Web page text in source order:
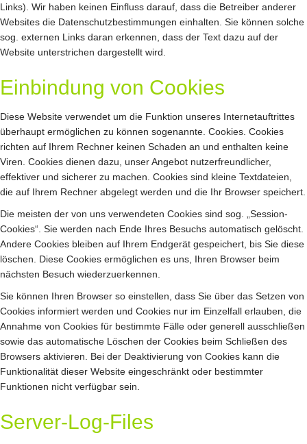
Links). Wir haben keinen Einfluss darauf, dass die Betreiber anderer
Websites die Datenschutzbestimmungen einhalten. Sie können solche
sog. externen Links daran erkennen, dass der Text dazu auf der
Website unterstrichen dargestellt wird.
Einbindung von Cookies
Diese Website verwendet um die Funktion unseres Internetauftrittes
überhaupt ermöglichen zu können sogenannte. Cookies. Cookies
richten auf Ihrem Rechner keinen Schaden an und enthalten keine
Viren. Cookies dienen dazu, unser Angebot nutzerfreundlicher,
effektiver und sicherer zu machen. Cookies sind kleine Textdateien,
die auf Ihrem Rechner abgelegt werden und die Ihr Browser speichert.
Die meisten der von uns verwendeten Cookies sind sog. „Session-
Cookies“. Sie werden nach Ende Ihres Besuchs automatisch gelöscht.
Andere Cookies bleiben auf Ihrem Endgerät gespeichert, bis Sie diese
löschen. Diese Cookies ermöglichen es uns, Ihren Browser beim
nächsten Besuch wiederzuerkennen.
Sie können Ihren Browser so einstellen, dass Sie über das Setzen von
Cookies informiert werden und Cookies nur im Einzelfall erlauben, die
Annahme von Cookies für bestimmte Fälle oder generell ausschließen
sowie das automatische Löschen der Cookies beim Schließen des
Browsers aktivieren. Bei der Deaktivierung von Cookies kann die
Funktionalität dieser Website eingeschränkt oder bestimmter
Funktionen nicht verfügbar sein.
Server-Log-Files